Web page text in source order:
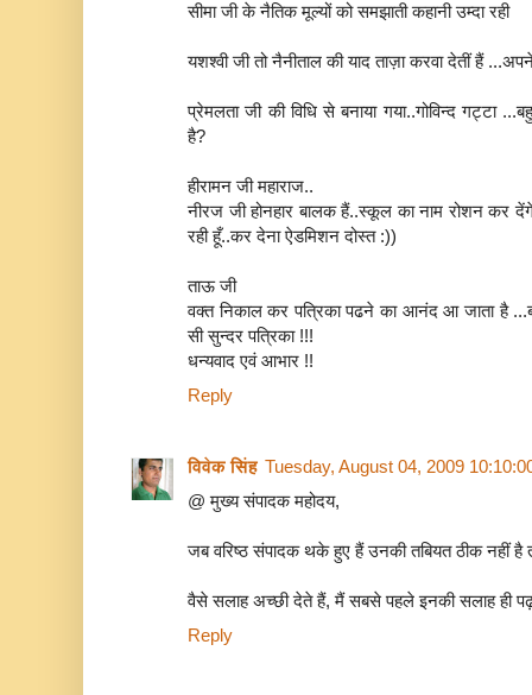
सीमा जी के नैतिक मूल्यों को समझाती कहानी उम्दा रही
यशश्वी जी तो नैनीताल की याद ताज़ा करवा देतीं हैं
प्रेमलता जी की विधि से बनाया गया..गोविन्द गट्टा
है?
हीरामन जी महाराज..
नीरज जी होनहार बालक हैं..स्कूल का नाम रोशन कर
रही हूँ..कर देना ऐडमिशन दोस्त :))
ताऊ जी
वक्त निकाल कर पत्रिका पढने का आनंद आ जाता है
सी सुन्दर पत्रिका !!!
धन्यवाद एवं आभार !!
Reply
विवेक सिंह Tuesday, August 04, 2009
@ मुख्य संपादक महोदय,
जब वरिष्ठ संपादक थके हुए हैं उनकी तबियत ठीक नहीं है
वैसे सलाह अच्छी देते हैं, मैं सबसे पहले इनकी सलाह ही
Reply